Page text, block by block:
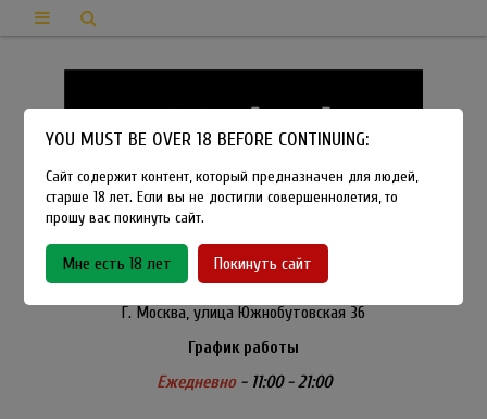
8-915-450-21-92
Розничный магазин Method Vapeshop
Г. Москва, улица Южнобутовская 36
График работы
Ежедневно- 11:00 - 21:00
YOU MUST BE OVER 18 BEFORE CONTINUING:
Сайт содержит контент, который предназначен для людей,
старше 18 лет. Если вы не достигли совершеннолетия, то
прошу вас покинуть сайт.
Мне есть 18 лет Покинуть сайт